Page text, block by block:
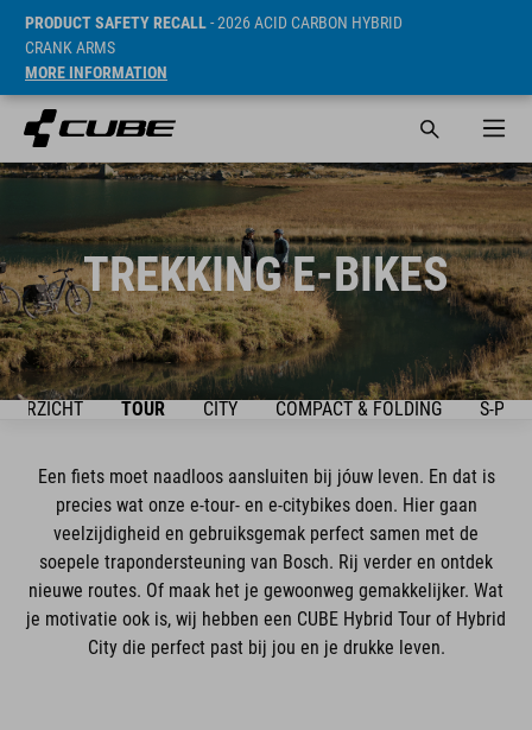
PRODUCT SAFETY RECALL- 2026 ACID CARBON HYBRID
CRANK ARMS
MORE INFORMATION
TREKKING E-BIKES
TOUR CITY COMPACT & FOLDING S-
Een fiets moet naadloos aansluiten bij jóuw leven. En dat is
precies wat onze e-tour- en e-citybikes doen. Hier gaan
veelzijdigheid en gebruiksgemak perfect samen met de
soepele trapondersteuning van Bosch. Rij verder en ontdek
nieuwe routes. Of maak het je gewoonweg gemakkelijker. Wat
je motivatie ook is, wij hebben een CUBE Hybrid Tour of Hybrid
City die perfect past bij jou en je drukke leven.